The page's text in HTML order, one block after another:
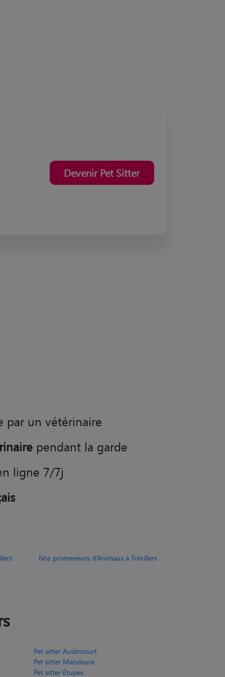
Devenir Pet Sitter
par un vétérinaire
pendant la garde
ligne 7/7j
Nos promeneurs d’Animaux à Trévillers
Pet sitter Audincourt
Pet sitter Mandeure
Pet sitter Étupes